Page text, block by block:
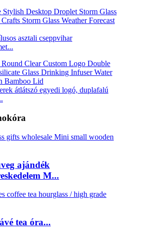
asztali cseppvihar
átlátszó egyedi logó, duplafalú
ajándék
M...
tea óra...